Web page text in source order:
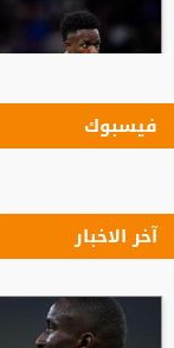
فيسبوك
آخر الاخبار